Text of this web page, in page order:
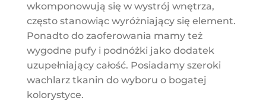
wkomponowują się w wystrój wnętrza,
często stanowiąc wyróżniający się element.
Ponadto do zaoferowania mamy też
wygodne pufy i podnóżki jako dodatek
uzupełniający całość. Posiadamy szeroki
wachlarz tkanin do wyboru o bogatej
kolorystyce.